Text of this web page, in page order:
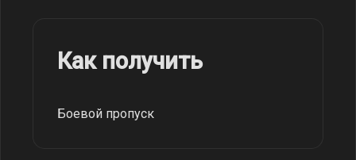
Как получить
Боевой пропуск